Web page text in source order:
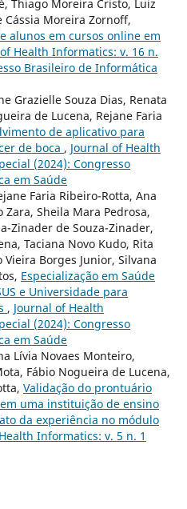
Thiago Moreira Cristo, Luiz
Cássia Moreira Zornoff,
alunos em cursos online em
Health Informatics: v. 16 n.
Brasileiro de Informática
Grazielle Souza Dias, Renata
de Lucena, Rejane Faria
de aplicativo para
de boca , Journal of Health
(2024): Congresso
em Saúde
Faria Ribeiro-Rotta, Ana
Zara, Sheila Mara Pedrosa,
Zinader de Souza-Zinader,
Taciana Novo Kudo, Rita
Borges Junior, Silvana
Especialização em Saúde
e Universidade para
, Journal of Health
(2024): Congresso
em Saúde
Lívia Novaes Monteiro,
Fábio Nogueira de Lucena,
Validação do prontuário
uma instituição de ensino
da experiência no módulo
Informatics: v. 5 n. 1